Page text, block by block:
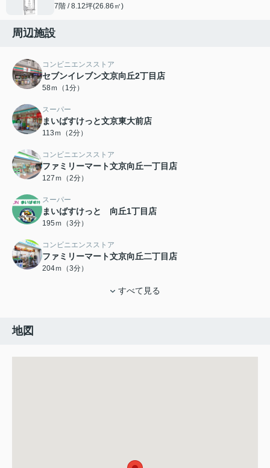
7階 / 8.12坪(26.86㎡)
周辺施設
コンビニエンスストア
セブンイレブン文京向丘2丁目店
58ｍ（1分）
スーパー
まいばすけっと文京東大前店
113ｍ（2分）
コンビニエンスストア
ファミリーマート文京向丘一丁目店
127ｍ（2分）
スーパー
まいばすけっと 向丘1丁目店
195ｍ（3分）
コンビニエンスストア
ファミリーマート文京向丘二丁目店
204ｍ（3分）
すべて見る
地図